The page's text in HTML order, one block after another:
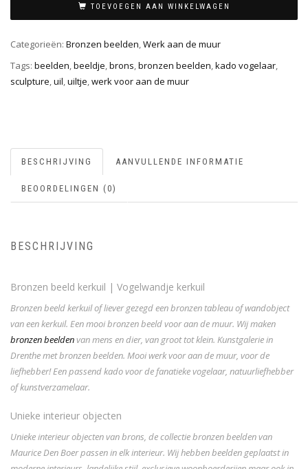
TOEVOEGEN AAN WINKELWAGEN
Categorieën: Bronzen beelden,Werk aan de muur
Tags: beelden,beeldje,brons,bronzen beelden,kado vogelaar,
sculpture,uil,uiltje,werk voor aan de muur
BESCHRIJVING AANVULLENDE INFORMATIE
BEOORDELINGEN (0)
BESCHRIJVING
Bronzen beeld kerkuil | Vogelwandje kerkuil
Bronzen beeld kerkuil of liever gezegd een bronzen tableau of wandobject
van een kerkuil. Een mooi bronzen beeld voor aan de muur. Wij maken
bronzen beeldenvan mens en dier, van groot tot klein. Kunstgalerie in
Drenthe met bronzen beelden. Mooi werk voor aan de muur, voor de
liefhebber! Een passend kado voor de fanatieke vogelaar, natuurliefhebber
of kunstverzamelaar.
Unieke interieur objecten
Unieke interieur objecten van brons, de collectie bronzen beelden van
Maurice Den Boer passen in elk interieur. Wij hebben beelden geplaatst in